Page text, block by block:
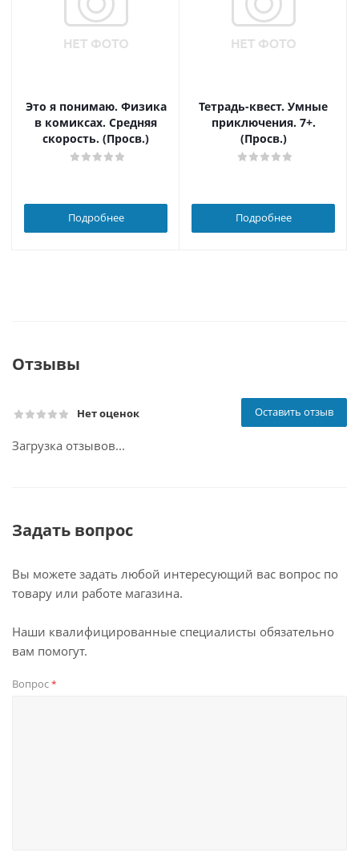
Это я понимаю. Физика
в комиксах. Средняя
скорость. (Просв.)
Подробнее
Тетрадь-квест. Умные
приключения. 7+.
(Просв.)
Подробнее
Отзывы
Нет оценок Оставить отзыв
Загрузка отзывов...
Задать вопрос
Вы можете задать любой интересующий вас вопрос по
товару или работе магазина.
Наши квалифицированные специалисты обязательно
вам помогут.
Вопрос*